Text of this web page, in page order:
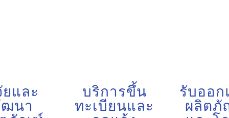
และ
นา
บริการขึ้น
ทะเบียนและ
รับออก
ผลิต